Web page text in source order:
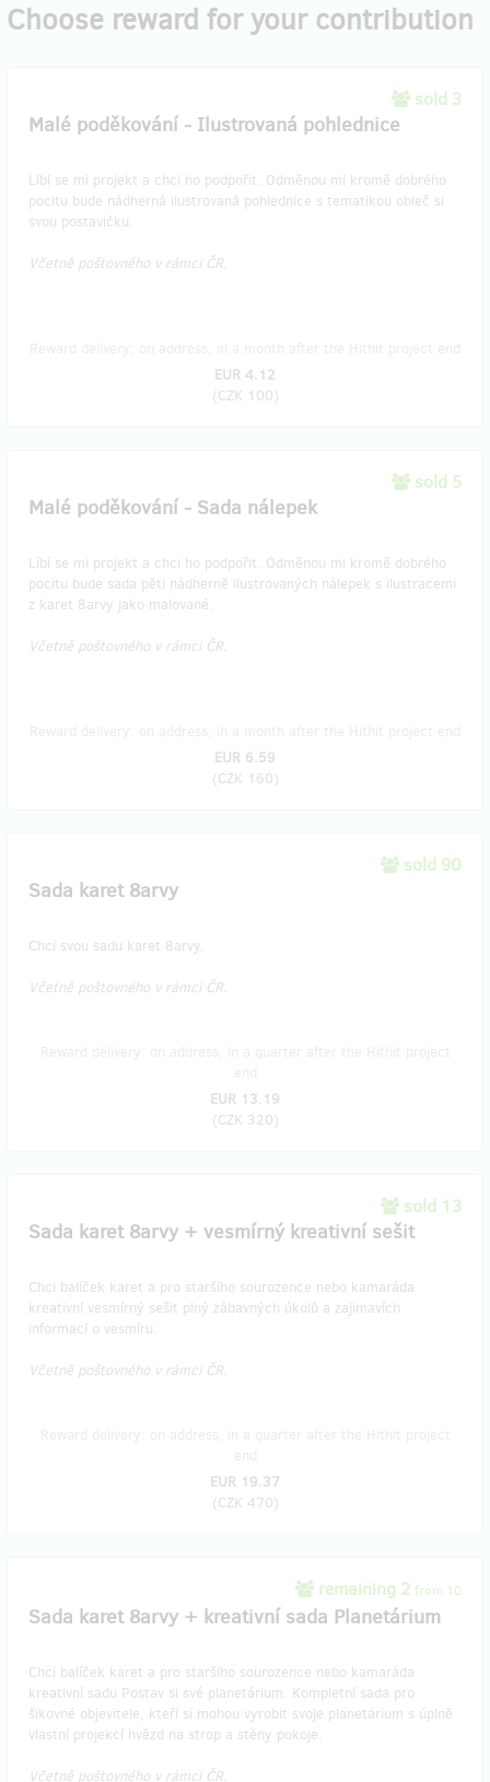
Choose reward for your contribution
sold 3
Malé poděkování - Ilustrovaná pohlednice
Líbí se mi projekt a chci ho podpořit. Odměnou mi kromě dobrého
pocitu bude nádherná ilustrovaná pohlednice s tematikou obleč si
svou postavičku.
Včetně poštovného v rámci ČR.
EUR 4.12
(CZK 100)
sold 5
Malé poděkování - Sada nálepek
Líbí se mi projekt a chci ho podpořit. Odměnou mi kromě dobrého
pocitu bude sada pěti nádherně ilustrovaných nálepek s ilustracemi
z karet 8arvy jako malované.
Včetně poštovného v rámci ČR.
EUR 6.59
(CZK 160)
sold 90
Sada karet 8arvy
Chci svou sadu karet 8arvy.
Včetně poštovného v rámci ČR.
EUR 13.19
(CZK 320)
sold 13
​Sada karet 8arvy + vesmírný kreativní sešit
Chci balíček karet a pro staršího sourozence nebo kamaráda
kreativní vesmírný sešit plný zábavných úkolů a zajimavích
informací o vesmíru.
Včetně poštovného v rámci ČR.
EUR 19.37
(CZK 470)
remaining 2 from 10
​Sada karet 8arvy + kreativní sada Planetárium
Chci balíček karet a pro staršího sourozence nebo kamaráda
kreativní sadu Postav si své planetárium. Kompletní sada pro
šikovné objevitele, kteří si mohou vyrobit svoje planetárium s úplně
vlastní projekcí hvězd na strop a stěny pokoje.
Včetně poštovného v rámci ČR.